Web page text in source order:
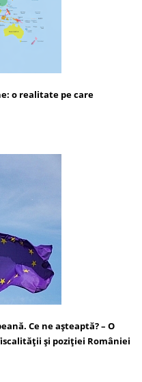
o realitate pe care
Ce ne așteaptă? – O
și poziției României